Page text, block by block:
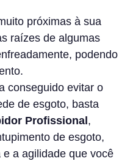
próximas à sua
raízes de algumas
podendo
conseguido evitar o
de esgoto, basta
Profissional ,
de esgoto,
a agilidade que você